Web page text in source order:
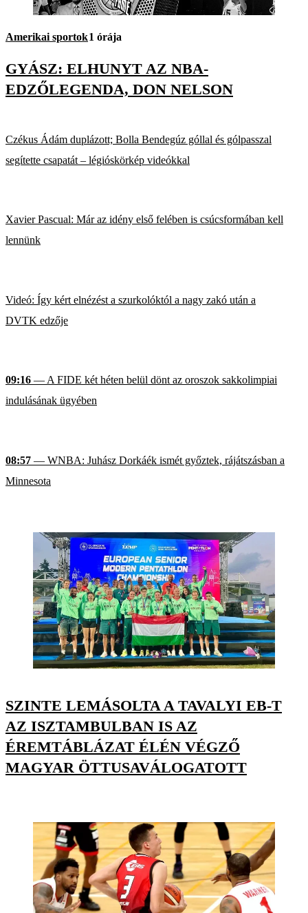
Amerikai sportok1 órája
GYÁSZ: ELHUNYT AZ NBA-
EDZŐLEGENDA, DON NELSON
Czékus Ádám duplázott; Bolla Bendegúz góllal és gólpasszal
segítette csapatát – légióskörkép videókkal
Xavier Pascual: Már az idény első felében is csúcsformában kell
lennünk
Videó: Így kért elnézést a szurkolóktól a nagy zakó után a
DVTK edzője
09:16 — A FIDE két héten belül dönt az oroszok sakkolimpiai
indulásának ügyében
08:57 — WNBA: Juhász Dorkáék ismét győztek, rájátszásban a
Minnesota
SZINTE LEMÁSOLTA A TAVALYI EB-T
AZ ISZTAMBULBAN IS AZ
ÉREMTÁBLÁZAT ÉLÉN VÉGZŐ
MAGYAR ÖTTUSAVÁLOGATOTT